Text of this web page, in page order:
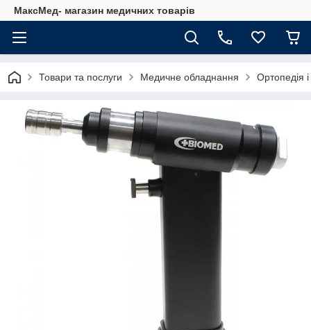
МаксМед- магазин медичних товарів
Товари та послуги Медичне обладнання Ортопедія